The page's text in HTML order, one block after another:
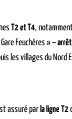
T2 et T4,
Feuchères » –arrêt
les villages du Nord
assuré par la ligne T2